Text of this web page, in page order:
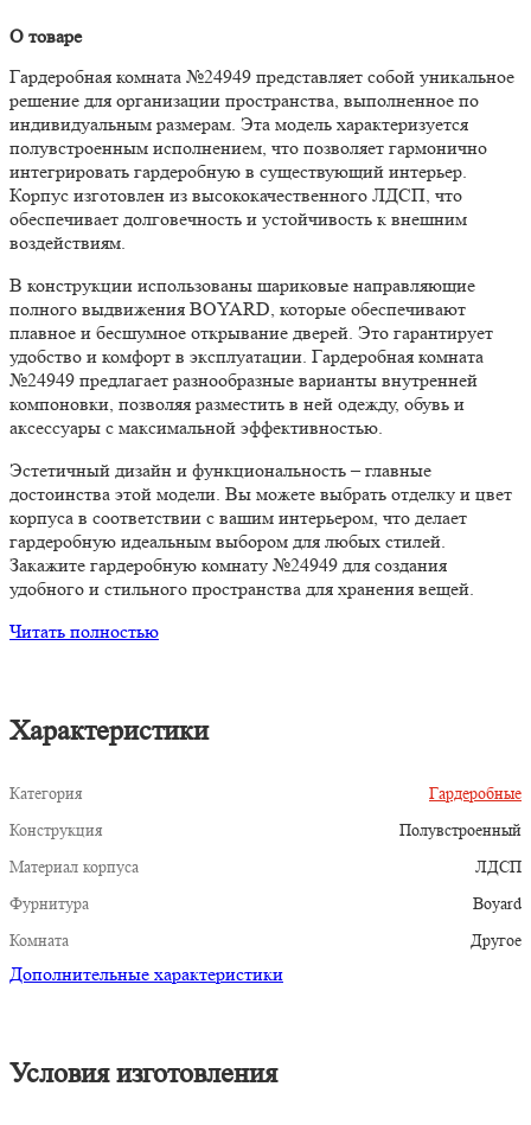
О товаре
Гардеробная комната №24949 представляет собой уникальное
решение для организации пространства, выполненное по
индивидуальным размерам. Эта модель характеризуется
полувстроенным исполнением, что позволяет гармонично
интегрировать гардеробную в существующий интерьер.
Корпус изготовлен из высококачественного ЛДСП, что
обеспечивает долговечность и устойчивость к внешним
воздействиям.
В конструкции использованы шариковые направляющие
полного выдвижения BOYARD, которые обеспечивают
плавное и бесшумное открывание дверей. Это гарантирует
удобство и комфорт в эксплуатации. Гардеробная комната
№24949 предлагает разнообразные варианты внутренней
компоновки, позволяя разместить в ней одежду, обувь и
аксессуары с максимальной эффективностью.
Эстетичный дизайн и функциональность – главные
достоинства этой модели. Вы можете выбрать отделку и цвет
корпуса в соответствии с вашим интерьером, что делает
гардеробную идеальным выбором для любых стилей.
Закажите гардеробную комнату №24949 для создания
удобного и стильного пространства для хранения вещей.
Читать полностью
Характеристики
Категория
Гардеробные
Конструкция
Полувстроенный
Материал корпуса
ЛДСП
Фурнитура
Boyard
Комната
Другое
Дополнительные характеристики
Условия изготовления